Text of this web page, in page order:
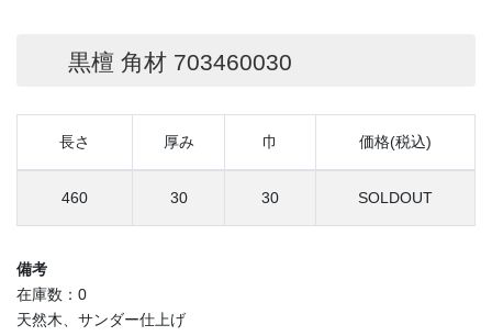
黒檀 角材 703460030
長さ 厚み 巾 価格(税込)
460 30 30 SOLDOUT
備考
在庫数：0
天然木、サンダー仕上げ